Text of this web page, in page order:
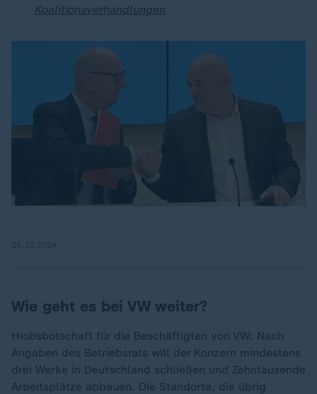
Koalitionsverhandlungen
Dieses Video existiert nicht (mehr).
Wie geht es bei VW weiter?
Hiobsbotschaft für die Beschäftigten von VW: Nach
Angaben des Betriebsrats will der Konzern mindestens
drei Werke in Deutschland schließen und Zehntausende
Arbeitsplätze abbauen. Die Standorte, die übrig